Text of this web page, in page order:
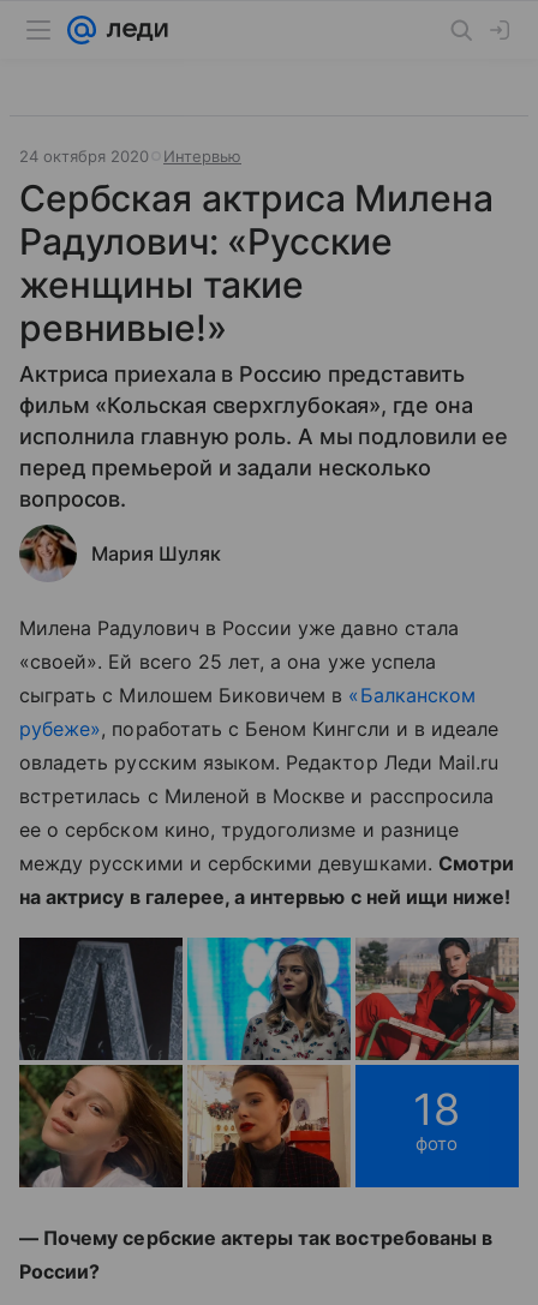
24 октября 2020 Интервью
Сербская актриса Милена
Радулович: «Русские
женщины такие
ревнивые!»
Актриса приехала в Россию представить
фильм «Кольская сверхглубокая», где она
исполнила главную роль. А мы подловили ее
перед премьерой и задали несколько
вопросов.
Мария Шуляк
Милена Радулович в России уже давно стала
«своей». Ей всего 25 лет, а она уже успела
сыграть с Милошем Биковичем в «Балканском
рубеже», поработать с Беном Кингсли и в идеале
овладеть русским языком. Редактор Леди Mail.ru
встретилась с Миленой в Москве и расспросила
ее о сербском кино, трудоголизме и разнице
между русскими и сербскими девушками. Смотри
на актрису в галерее, а интервью с ней ищи ниже!
18
фото
— Почему сербские актеры так востребованы в
России?